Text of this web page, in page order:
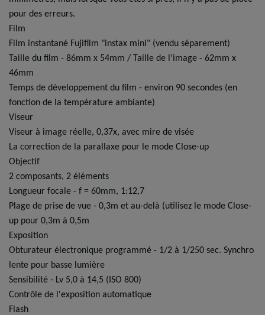
pour des erreurs.
Film
Film instantané Fujifilm "instax mini" (vendu séparement)
Taille du film - 86mm x 54mm / Taille de l'image - 62mm x
46mm
Temps de développement du film - environ 90 secondes (en
fonction de la température ambiante)
Viseur
Viseur à image réelle, 0,37x, avec mire de visée
La correction de la parallaxe pour le mode Close-up
Objectif
2 composants, 2 éléments
Longueur focale - f = 60mm, 1:12,7
Plage de prise de vue - 0,3m et au-delà (utilisez le mode Close-
up pour 0,3m à 0,5m
Exposition
Obturateur électronique programmé - 1/2 à 1/250 sec. Synchro
lente pour basse lumière
Sensibilité - Lv 5,0 à 14,5 (ISO 800)
Contrôle de l'exposition automatique
Flash